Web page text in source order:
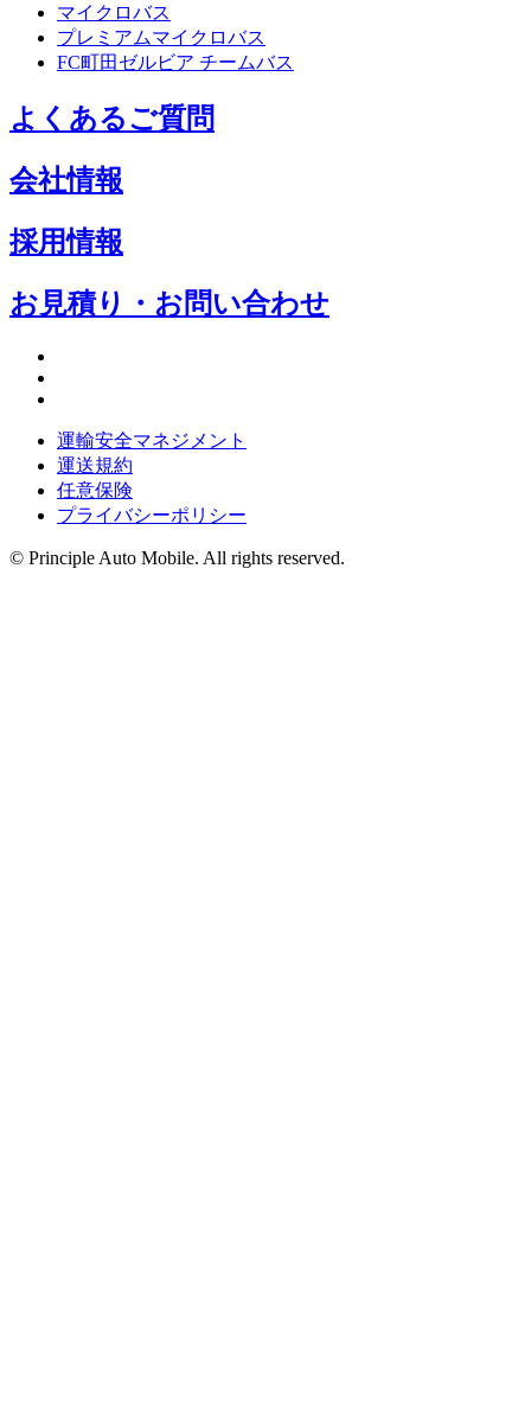
マイクロバス
プレミアムマイクロバス
FC町田ゼルビア チームバス
よくあるご質問
会社情報
採用情報
お見積り・お問い合わせ
運輸安全マネジメント
運送規約
任意保険
プライバシーポリシー
© Principle Auto Mobile. All rights reserved.